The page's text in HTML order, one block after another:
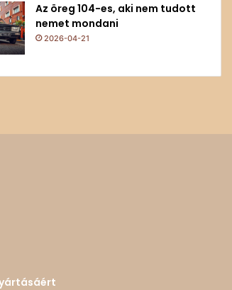
Az öreg 104-es, aki nem tudott
nemet mondani
2026-04-21